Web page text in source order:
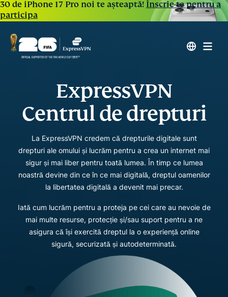
30 de iPhone 17 Pro noi te așteaptă! Înscrie-te pentru a
participa
ExpressVPN
Centrul de drepturi
La ExpressVPN credem că drepturile digitale sunt
drepturi ale omului și lucrăm pentru a crea un internet mai
sigur și mai liber pentru toată lumea. În timp ce lumea
noastră devine din ce în ce mai digitală, dreptul oamenilor
la libertatea digitală a devenit mai precar.
Iată cum lucrăm pentru a proteja pe cei care au nevoie de
mai multe resurse, protecție și/sau suport pentru a ne
asigura că își exercită dreptul la o experiență online
sigură, securizată și autodeterminată.